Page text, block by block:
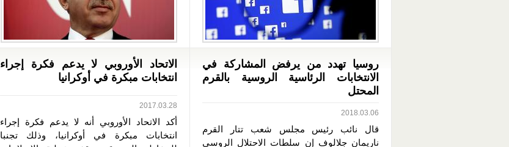
روسيا تهدد من يرفض المشاركة في
الانتخابات الرئاسية الروسية بالقرم
المحتل
2018.03.06
قال نائب رئيس مجلس شعب تتار القرم
ناريمان جلالوف إن سلطات الاحتلال الروسي
الاتحاد الأوروبي لا يدعم فكرة إجراء
انتخابات مبكرة في أوكرانيا
2017.03.28
أكد الاتحاد الأوروبي أنه لا يدعم فكرة إجراء
انتخابات مبكرة في أوكرانيا، وذلك تجنبا